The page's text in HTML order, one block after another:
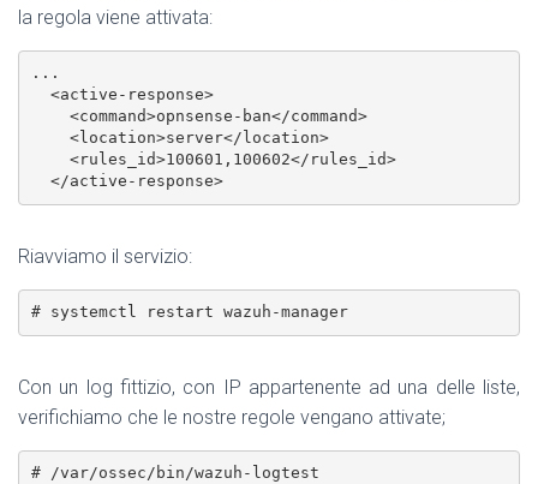
la regola viene attivata:
...
  </active-response>
Riavviamo il servizio:
# systemctl restart wazuh-manager
Con un log fittizio, con IP appartenente ad una delle liste,
verifichiamo che le nostre regole vengano attivate;
# /var/ossec/bin/wazuh-logtest